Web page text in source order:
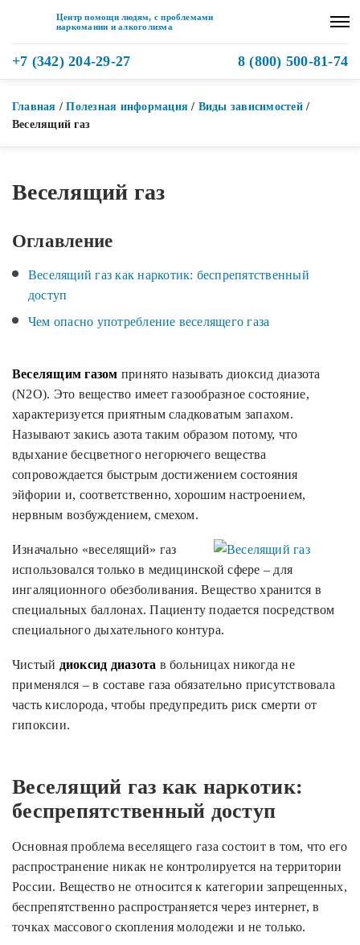
Центр помощи людям, с проблемами
наркомании и алкоголизма
+7 (342) 204-29-27 8 (800) 500-81-74
Главная /Полезная информация/ Виды зависимостей/
Веселящий газ
Веселящий газ
Оглавление
Веселящий газ как наркотик: беспрепятственный
доступ
Чем опасно употребление веселящего газа
Веселящим газом принято называть диоксид диазота
(N2O). Это вещество имеет газообразное состояние,
характеризуется приятным сладковатым запахом.
Называют закись азота таким образом потому, что
вдыхание бесцветного негорючего вещества
сопровождается быстрым достижением состояния
эйфории и, соответственно, хорошим настроением,
нервным возбуждением, смехом.
Изначально «веселящий» газ
использовался только в медицинской сфере – для
ингаляционного обезболивания. Вещество хранится в
специальных баллонах. Пациенту подается посредством
специального дыхательного контура.
Чистый диоксид диазота в больницах никогда не
применялся – в составе газа обязательно присутствовала
часть кислорода, чтобы предупредить риск смерти от
гипоксии.
Веселящий газ как наркотик:
беспрепятственный доступ
Основная проблема веселящего газа состоит в том, что его
распространение никак не контролируется на территории
России. Вещество не относится к категории запрещенных,
беспрепятственно распространяется через интернет, в
точках массового скопления молодежи и не только.